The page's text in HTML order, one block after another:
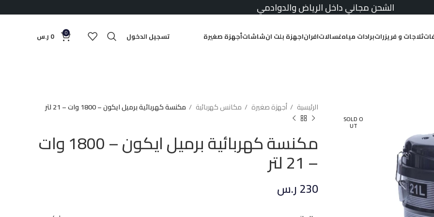
الشحن مجاني داخل الرياض والدوادمي
ثلاجات و فريزراتبرادات مياهغسالاتافراناجهزة بلت انشاشاتأجهزة صغيرة تسجيل الدخول 0
0 ر.س
SOLD O
UT
الرئيسية أجهزة صغيرة مكانس كهربائية مكنسة كهربائية برميل ايكون – 1800 وات – 21 لتر
مكنسة كهربائية برميل ايكون – 1800 وات
– 21 لتر
230ر.س